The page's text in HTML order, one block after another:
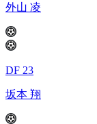
外山 凌
DF 23
坂本 翔